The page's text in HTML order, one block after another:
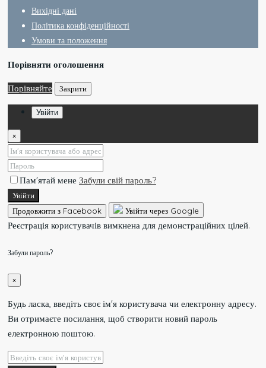
Вихідні дані
Політика конфіденційності
Умови та положення
Порівняти оголошення
Порівняйте Закрити
Увійти
×
Пам'ятай мене Забули свій пароль?
Увійти
Продовжити з Facebook
Увійти через Google
Реєстрація користувачів вимкнена для демонстраційних цілей.
Забули пароль?
×
Будь ласка, введіть своє ім'я користувача чи електронну адресу.
Ви отримаєте посилання, щоб створити новий пароль
електронною поштою.